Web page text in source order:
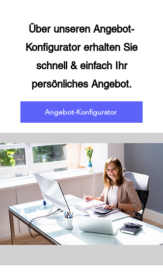
Über unseren Angebot-
Konfigurator erhalten Sie
schnell & einfach Ihr
persönliches Angebot.
Angebot-Konfigurator